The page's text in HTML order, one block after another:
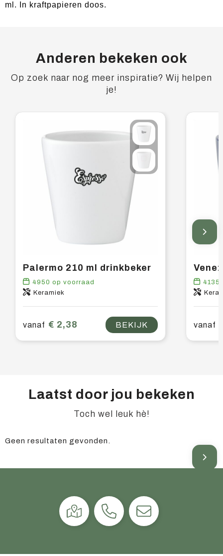
ml. In kraftpapieren doos.
Anderen bekeken ook
Op zoek naar nog meer inspiratie? Wij helpen
je!
Palermo 210 ml drinkbeker
4950 op voorraad
Keramiek
vanaf € 2,38 BEKIJK
4135
vanaf
Laatst door jou bekeken
Toch wel leuk hè!
Geen resultaten gevonden.